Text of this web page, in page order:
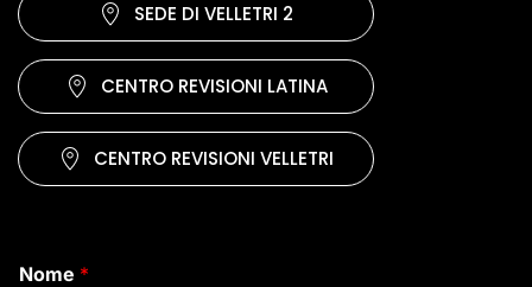
SEDE DI VELLETRI 2
CENTRO REVISIONI LATINA
CENTRO REVISIONI VELLETRI
Nome *